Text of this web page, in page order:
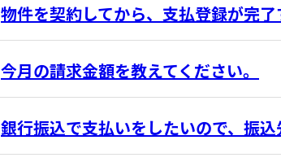
物件を契約してから、支払登録が完
今月の請求金額を教えてください。
銀行振込で支払いをしたいので、振込